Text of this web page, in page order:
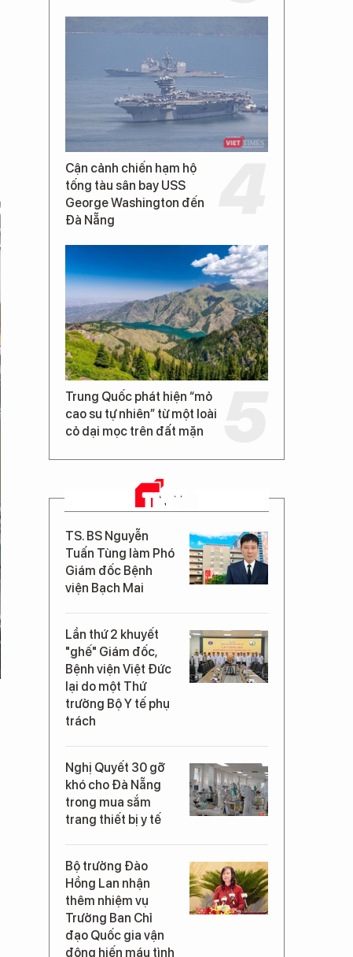
Cận cảnh chiến hạm hộ
tống tàu sân bay USS
George Washington đến
Đà Nẵng
Trung Quốc phát hiện “mỏ
cao su tự nhiên” từ một loài
cỏ dại mọc trên đất mặn
TIN MỚI
TS. BS Nguyễn
Tuấn Tùng làm Phó
Giám đốc Bệnh
viện Bạch Mai
Lần thứ 2 khuyết
"ghế" Giám đốc,
Bệnh viện Việt Đức
lại do một Thứ
trưởng Bộ Y tế phụ
trách
Nghị Quyết 30 gỡ
khó cho Đà Nẵng
trong mua sắm
trang thiết bị y tế
Bộ trưởng Đào
Hồng Lan nhận
thêm nhiệm vụ
Trưởng Ban Chỉ
đạo Quốc gia vận
động hiến máu tình